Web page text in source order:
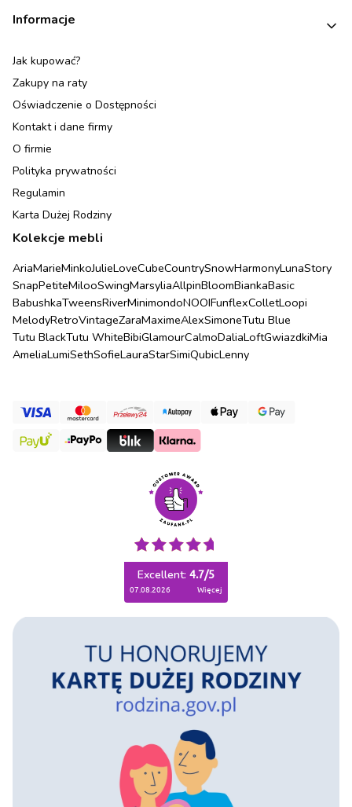
Informacje
Jak kupować?
Zakupy na raty
Oświadczenie o Dostępności
Kontakt i dane firmy
O firmie
Polityka prywatności
Regulamin
Karta Dużej Rodziny
Kolekcje mebli
AriaMarieMinkoJulieLoveCubeCountrySnowHarmonyLunaStory
SnapPetiteMilooSwingMarsyliaAllpinBloomBiankaBasic
BabushkaTweensRiverMinimondoNOOIFunflexColletLoopi
MelodyRetroVintageZaraMaximeAlexSimoneTutu Blue
Tutu BlackTutu WhiteBibiGlamourCalmoDaliaLoftGwiazdkiMia
AmeliaLumiSethSofieLauraStarSimiQubicLenny
Excellent: 4.7/5
07.08.2026 więcej